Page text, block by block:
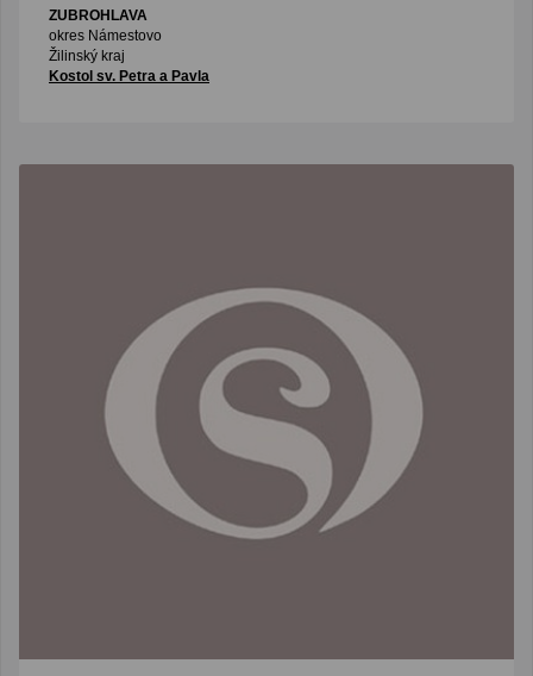
ZUBROHLAVA
okres Námestovo
Žilinský kraj
Kostol sv. Petra a Pavla